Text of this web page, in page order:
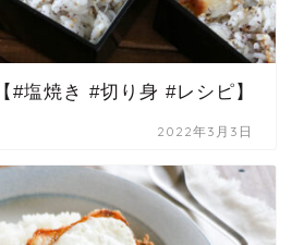
#塩焼き #切り身 #レシピ】
2022年3月3日